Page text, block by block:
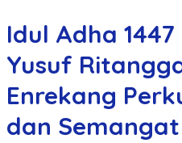
Idul Adha
Yusuf
Enrekang
dan